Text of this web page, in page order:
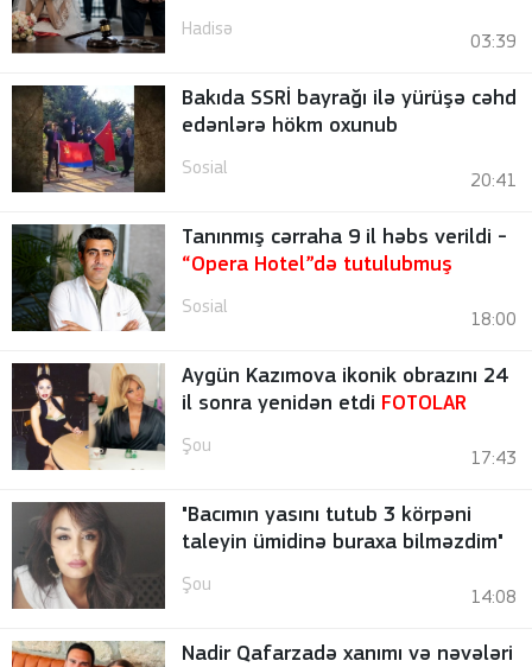
Hadisə
03:39
Bakıda SSRİ bayrağı ilə yürüşə cəhd
edənlərə hökm oxunub
Sosial
20:41
Tanınmış cərraha 9 il həbs verildi -
“Opera Hotel”də tutulubmuş
Sosial
18:00
Aygün Kazımova ikonik obrazını 24
il sonra yenidən etdi FOTOLAR
Şou
17:43
"Bacımın yasını tutub 3 körpəni
taleyin ümidinə buraxa bilməzdim"
Şou
14:08
Nadir Qafarzadə xanımı və nəvələri